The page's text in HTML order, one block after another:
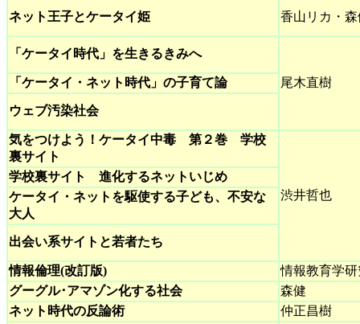
ネット王子とケータイ姫 香山リカ・森
「ケータイ時代」を生きるきみへ
尾木直樹
「ケータイ・ネット時代」の子育て論
ウェブ汚染社会
気をつけよう！ケータイ中毒 第２巻 学校
裏サイト
渋井哲也
学校裏サイト 進化するネットいじめ
ケータイ・ネットを駆使する子ども、不安な
大人
出会い系サイトと若者たち
情報倫理(改訂版)
情報教育学
グーグル･アマゾン化する社会
森健
ネット時代の反論術
仲正昌樹